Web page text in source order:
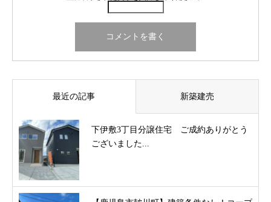
最近の記事 新築建売
下伊敷3丁目分譲住宅 ご成約ありがとう
ございました...